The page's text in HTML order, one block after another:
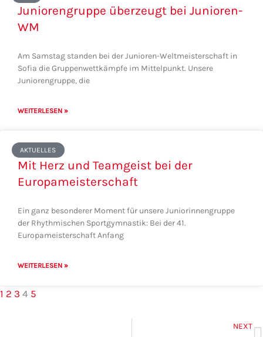
Juniorengruppe überzeugt bei Junioren-
WM
Am Samstag standen bei der Junioren-Weltmeisterschaft in
Sofia die Gruppenwettkämpfe im Mittelpunkt. Unsere
Juniorengruppe, die
WEITERLESEN »
AKTUELLES
Mit Herz und Teamgeist bei der
Europameisterschaft
Ein ganz besonderer Moment für unsere Juniorinnengruppe
der Rhythmischen Sportgymnastik: Bei der 41.
Europameisterschaft Anfang
WEITERLESEN »
1 2 3 4 5
NEXT